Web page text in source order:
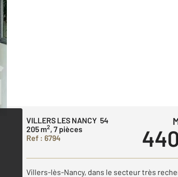
VILLERS LES NANCY 54
205 m2, 7 pièces
Ref : 6794
Villers-lès-Nancy, dans le secteur très